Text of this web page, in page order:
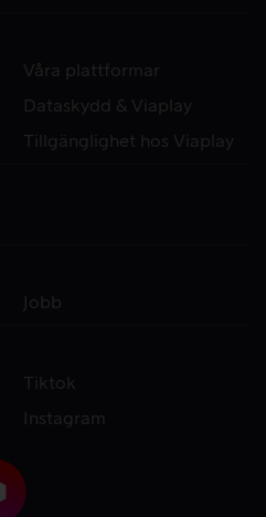
Våra plattformar
Dataskydd & Viaplay
Tillgänglighet hos Viaplay
Jobb
Tiktok
Instagram